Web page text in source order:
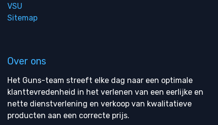
VSU
Sitemap
Over ons
Het Guns-team streeft elke dag naar een optimale
klanttevredenheid in het verlenen van een eerlijke en
nette dienstverlening en verkoop van kwalitatieve
producten aan een correcte prijs.